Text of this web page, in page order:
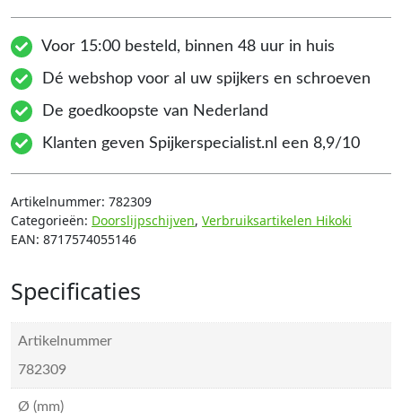
Voor 15:00 besteld, binnen 48 uur in huis
Dé webshop voor al uw spijkers en schroeven
De goedkoopste van Nederland
Klanten geven Spijkerspecialist.nl een 8,9/10
Artikelnummer: 782309
Categorieën: Doorslijpschijven, Verbruiksartikelen Hikoki
EAN: 8717574055146
Specificaties
Artikelnummer
782309
Ø (mm)